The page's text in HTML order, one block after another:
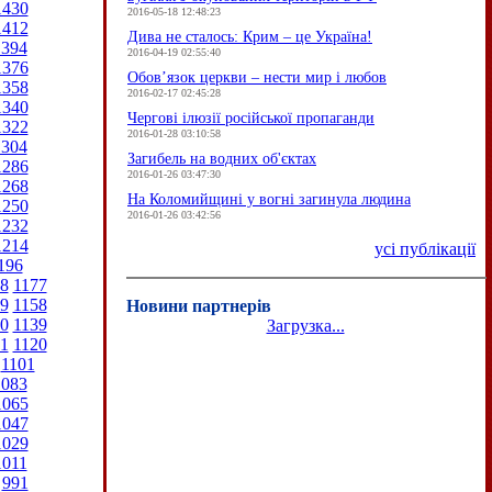
1177
1158
1139
1120
1101
991
2016-05-18 12:48:23
Дива не сталось: Крим – це Україна!
2016-04-19 02:55:40
Обов’язок церкви – нести мир і любов
2016-02-17 02:45:28
Чергові ілюзії російської пропаганди
2016-01-28 03:10:58
Загибель на водних об'єктах
2016-01-26 03:47:30
На Коломийщині у вогні загинула людина
2016-01-26 03:42:56
усі публікації
Новини партнерів
Загрузка...